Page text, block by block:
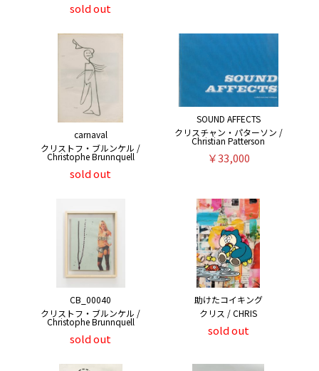
sold out
carnaval
クリストフ・ブルンケル /
Christophe Brunnquell
sold out
SOUND AFFECTS
クリスチャン・パターソン /
Christian Patterson
￥33,000
CB_00040
クリストフ・ブルンケル /
Christophe Brunnquell
sold out
助けたコイキング
クリス / CHRIS
sold out